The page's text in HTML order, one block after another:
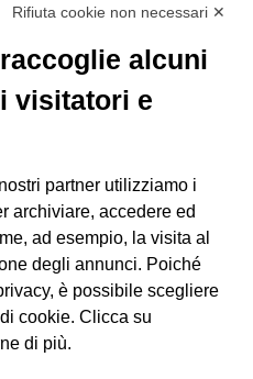
Rifiuta cookie non necessari ✕
alcuni
visitatori e
partner utilizziamo i
archiviare, accedere ed
ad esempio, la visita al
degli annunci. Poiché
è possibile scegliere
cookie. Clicca su
di più.